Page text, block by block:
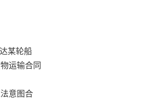
某轮船
运输合同
意图合